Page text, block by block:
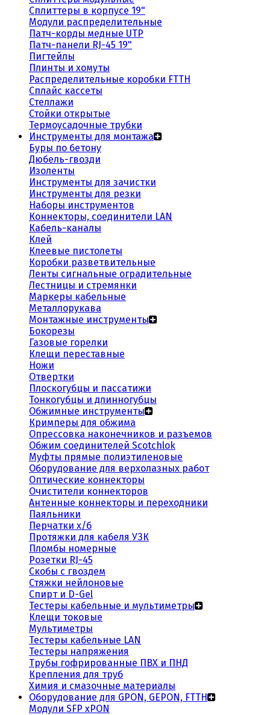
Сплиттеры в корпусе 19"
Модули распределительные
Патч-корды медные UTP
Патч-панели RJ-45 19"
Пигтейлы
Плинты и хомуты
Распределительные коробки FTTH
Сплайс кассеты
Стеллажи
Стойки открытые
Термоусадочные трубки
Инструменты для монтажа
Буры по бетону
Дюбель-гвозди
Изоленты
Инструменты для зачистки
Инструменты для резки
Наборы инструментов
Коннекторы, соединители LAN
Кабель-каналы
Клей
Клеевые пистолеты
Коробки разветвительные
Ленты сигнальные оградительные
Лестницы и стремянки
Маркеры кабельные
Металлорукава
Монтажные инструменты
Бокорезы
Газовые горелки
Клещи переставные
Ножи
Отвертки
Плоскогубцы и пассатижи
Тонкогубцы и длинногубцы
Обжимные инструменты
Кримперы для обжима
Опрессовка наконечников и разъемов
Обжим соединителей Scotchlok
Муфты прямые полиэтиленовые
Оборудование для верхолазных работ
Оптические коннекторы
Очистители коннекторов
Антенные коннекторы и переходники
Паяльники
Перчатки х/б
Протяжки для кабеля УЗК
Пломбы номерные
Розетки RJ-45
Скобы с гвоздем
Стяжки нейлоновые
Спирт и D-Gel
Тестеры кабельные и мультиметры
Клещи токовые
Мультиметры
Тестеры кабельные LAN
Тестеры напряжения
Трубы гофрированные ПВХ и ПНД
Крепления для труб
Химия и смазочные материалы
Оборудование для GPON, GEPON, FTTH
Модули SFP xPON